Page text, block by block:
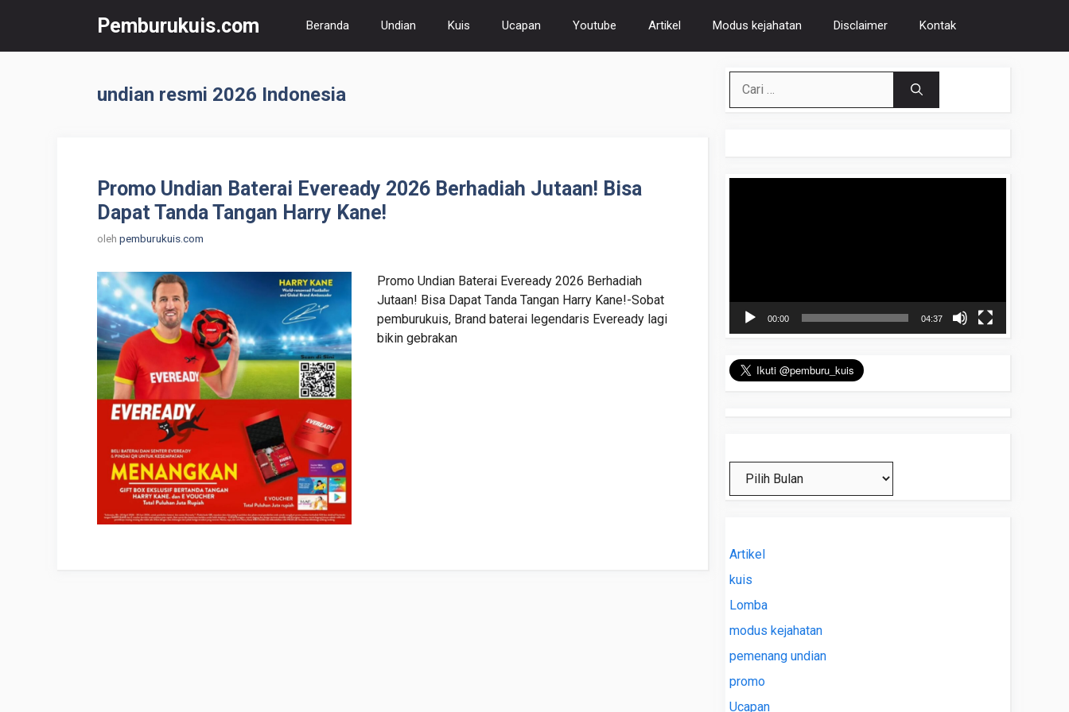
Pemburukuis.com Beranda Undian Kuis Ucapan Youtube Artikel Modus kejahatan Disclaimer Kontak
undian resmi 2026 Indonesia
Promo Undian Baterai Eveready 2026 Berhadiah Jutaan! Bisa
Dapat Tanda Tangan Harry Kane!
oleh pemburukuis.com
Promo Undian Baterai Eveready 2026 Berhadiah
Jutaan! Bisa Dapat Tanda Tangan Harry Kane!-Sobat
pemburukuis, Brand baterai legendaris Eveready lagi
bikin gebrakan
untuk:
00:00 04:37
Artikel
kuis
Lomba
modus kejahatan
pemenang undian
promo
Ucapan